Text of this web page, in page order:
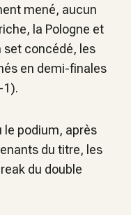
mené, aucun
la Pologne et
set concédé, les
en demi-finales
1).
le podium, après
du titre, les
du double